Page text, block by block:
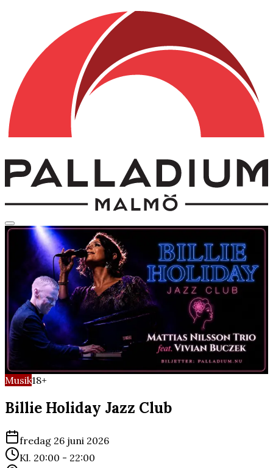
Musik18+
Billie Holiday Jazz Club
fredag 26 juni 2026
Kl. 20:00- 22:00
Marmorfoajé
Musik18+
Billie Holiday Jazz Club
fredag 26 juni 2026
Kl. 20:00 - 22:00